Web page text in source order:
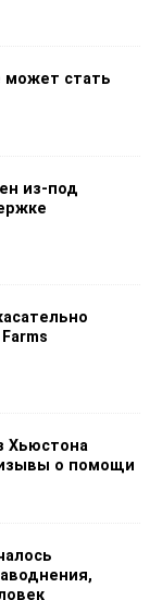
может стать
из-под
Хьюстона
о помощи